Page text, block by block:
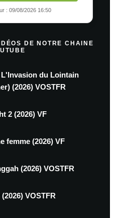
: 09/08/2026 16:50
DE NOTRE CHAINE
du Lointain
(2026) VOSTFR
2 (2026) VF
femme (2026) VF
(2026) VOSTFR
VOSTFR